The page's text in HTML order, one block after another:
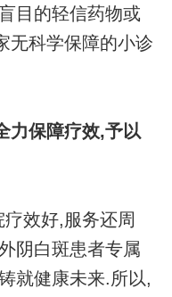
目的轻信药物或
无科学保障的小诊
力保障疗效,予以
效好,服务还周
阴白斑患者专属
就健康未来.所以,